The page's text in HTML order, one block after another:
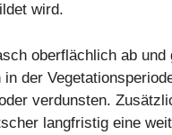
wird.
oberflächlich ab und
der
verdunsten.
langfristig eine